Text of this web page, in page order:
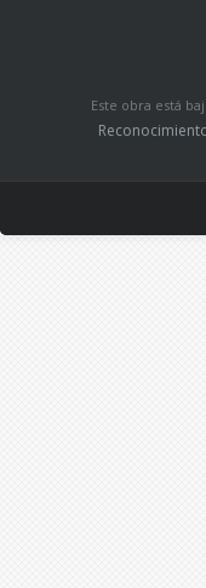
Este obra está